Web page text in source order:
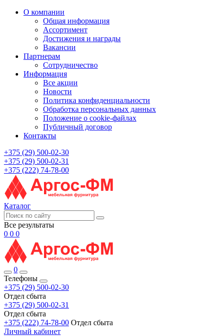
О компании
Общая информация
Ассортимент
Достижения и награды
Вакансии
Партнерам
Сотрудничество
Информация
Все акции
Новости
Политика конфиденциальности
Обработка персональных данных
Положение о cookie-файлах
Публичный договор
Контакты
+375 (29) 500-02-30
+375 (29) 500-02-31
+375 (222) 74-78-00
Каталог
Все результаты
0 0 0
0
Телефоны
+375 (29) 500-02-30
Отдел сбыта
+375 (29) 500-02-31
Отдел сбыта
+375 (222) 74-78-00 Отдел сбыта
Личный кабинет